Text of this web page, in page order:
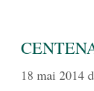
18 mai 2014